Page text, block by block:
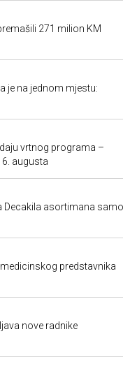
271 milion KM
je na jednom mjestu:
vrtnog programa –
augusta
Decakila asortimana samo
predstavnika
nove radnike